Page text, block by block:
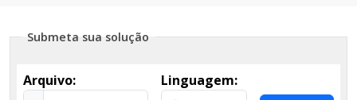
Submeta sua solução
Arquivo:
Linguagem: